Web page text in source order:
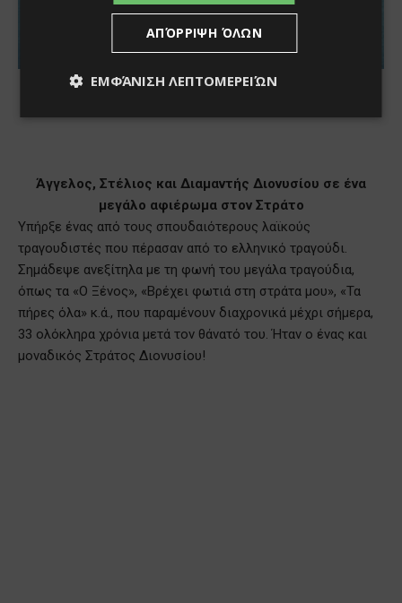
ΑΠΌΡΡΙΨΗ ΌΛΩΝ
ΕΜΦΆΝΙΣΗ ΛΕΠΤΟΜΕΡΕΙΏΝ